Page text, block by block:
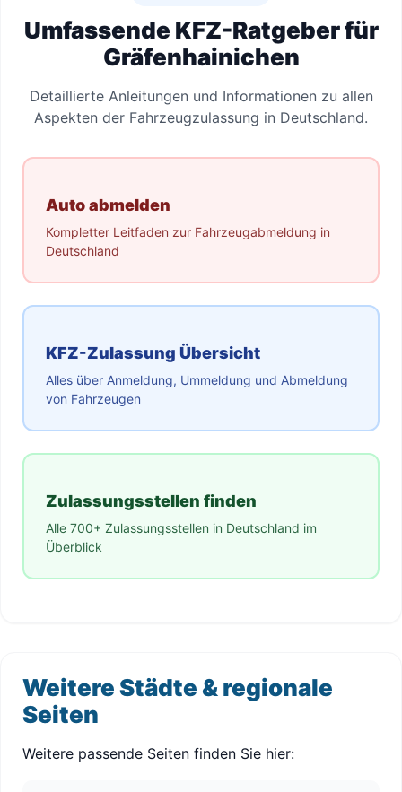
Umfassende KFZ-Ratgeber für
Gräfenhainichen
Detaillierte Anleitungen und Informationen zu allen
Aspekten der Fahrzeugzulassung in Deutschland.
Auto abmelden
Kompletter Leitfaden zur Fahrzeugabmeldung in
Deutschland
KFZ-Zulassung Übersicht
Alles über Anmeldung, Ummeldung und Abmeldung
von Fahrzeugen
Zulassungsstellen finden
Alle 700+ Zulassungsstellen in Deutschland im
Überblick
Weitere Städte & regionale
Seiten
Weitere passende Seiten finden Sie hier: